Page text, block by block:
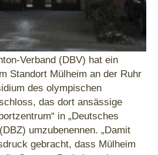
Verband (DBV) hat ein
Standort Mülheim an der Ruhr
des olympischen
das dort ansässige
in „Deutsches
umzubenennen. „Damit
gebracht, dass Mülheim